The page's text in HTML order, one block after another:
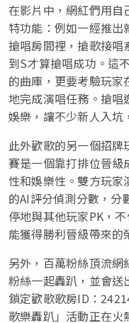
在影片中，網紅們用
特功能：例如一經推
搶唱房間裡，搶歌接
到S才算搶唱成功。這
的曲庫，更要考驗玩
地完成演唱任務。搶
娛樂，讓不少新人入坑
此外歡歌的另一個招
賽是一個靠打排位晉級
性和娛樂性。雙方玩
的AI評分偵測分數，分
停地與其他玩家PK，
能獲得勝利晉級帶來的
另外，百萬粉絲頂流網
粉絲一起轟趴，並會送
鎖定歡歌歌房ID：
歌樂轟趴」活動正在火